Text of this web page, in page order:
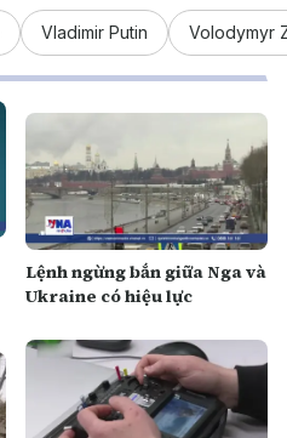
Vladimir Putin Volodymyr
Lệnh ngừng bắn giữa Nga và
Ukraine có hiệu lực